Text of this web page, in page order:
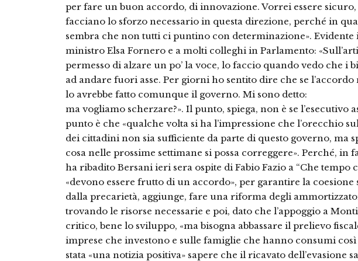
per fare un buon accordo, di innovazione. Vorrei essere
facciano lo sforzo necessario in questa direzione, perché in
sembra che non tutti ci puntino con determinazione».
ministro Elsa Fornero e a molti colleghi in Parlamento:
permesso di alzare un po’ la voce, lo faccio quando vedo che i
ad andare fuori asse. Per giorni ho sentito dire che se l’accordo
lo avrebbe fatto comunque il governo. Mi sono detto:
ma vogliamo scherzare?». Il punto, spiega, non è se l’esecutivo
punto è che «qualche volta si ha l’impressione che l’orecchio
dei cittadini non sia sufficiente da parte di questo governo, ma
cosa nelle prossime settimane si possa correggere». Perché, in
ha ribadito Bersani ieri sera ospite di Fabio Fazio a “Che tempo
«devono essere frutto di un accordo», per garantire la coesione
dalla precarietà, aggiunge, fare una riforma degli
trovando le risorse necessarie e poi, dato che l’appoggio a Monti
critico, bene lo sviluppo, «ma bisogna abbassare il prelievo
imprese che investono e sulle famiglie che hanno consumi così
stata «una notizia positiva» sapere che il ricavato dell’evasione